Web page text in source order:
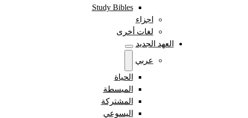
Study Bibles
اجزاء
لغات أخرى
العهد الجديد
عربي
الحياة
المبسطة
المشتركة
اليسوعي